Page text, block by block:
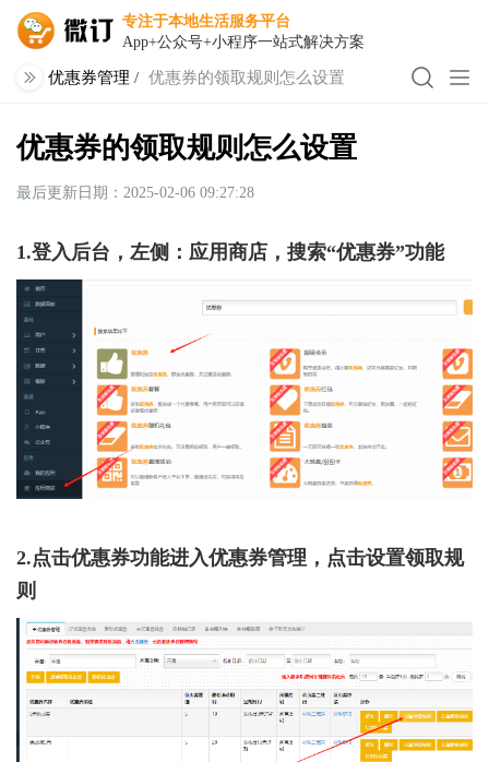
专注于本地生活服务平台
App+公众号+小程序一站式解决方案
优惠券管理 / 优惠券的领取规则怎么设置
优惠券的领取规则怎么设置
最后更新日期：2025-02-06 09:27:28
1.登入后台，左侧：应用商店，搜索“优惠券”功能
2.点击优惠券功能进入优惠券管理，点击设置领取规
则